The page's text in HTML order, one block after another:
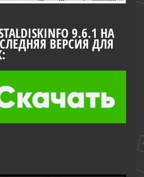
9.6.1 НА
ВЕРСИЯ ДЛЯ